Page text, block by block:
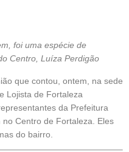
foi uma espécie de
Centro, Luíza Perdigão
que contou, ontem, na sede
Lojista de Fortaleza
da Prefeitura
Centro de Fortaleza. Eles
do bairro.